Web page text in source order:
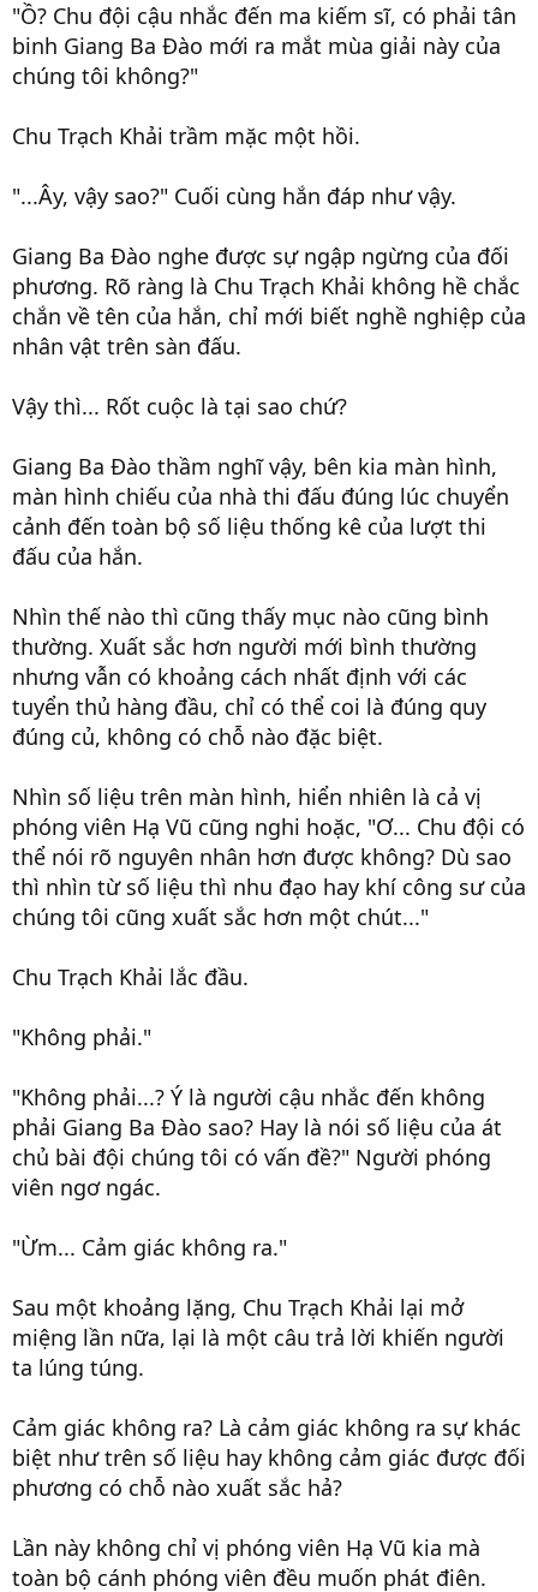
"Ồ? Chu đội cậu nhắc đến ma kiếm sĩ, có phải tân
binh Giang Ba Đào mới ra mắt mùa giải này của
chúng tôi không?"
Chu Trạch Khải trầm mặc một hồi.
"...Ây, vậy sao?" Cuối cùng hắn đáp như vậy.
Giang Ba Đào nghe được sự ngập ngừng của đối
phương. Rõ ràng là Chu Trạch Khải không hề chắc
chắn về tên của hắn, chỉ mới biết nghề nghiệp của
nhân vật trên sàn đấu.
Vậy thì... Rốt cuộc là tại sao chứ?
Giang Ba Đào thầm nghĩ vậy, bên kia màn hình,
màn hình chiếu của nhà thi đấu đúng lúc chuyển
cảnh đến toàn bộ số liệu thống kê của lượt thi
đấu của hắn.
Nhìn thế nào thì cũng thấy mục nào cũng bình
thường. Xuất sắc hơn người mới bình thường
nhưng vẫn có khoảng cách nhất định với các
tuyển thủ hàng đầu, chỉ có thể coi là đúng quy
đúng củ, không có chỗ nào đặc biệt.
Nhìn số liệu trên màn hình, hiển nhiên là cả vị
phóng viên Hạ Vũ cũng nghi hoặc, "Ơ... Chu đội có
thể nói rõ nguyên nhân hơn được không? Dù sao
thì nhìn từ số liệu thì nhu đạo hay khí công sư của
chúng tôi cũng xuất sắc hơn một chút..."
Chu Trạch Khải lắc đầu.
"Không phải."
"Không phải...? Ý là người cậu nhắc đến không
phải Giang Ba Đào sao? Hay là nói số liệu của át
chủ bài đội chúng tôi có vấn đề?" Người phóng
viên ngơ ngác.
"Ừm... Cảm giác không ra."
Sau một khoảng lặng, Chu Trạch Khải lại mở
miệng lần nữa, lại là một câu trả lời khiến người
ta lúng túng.
Cảm giác không ra? Là cảm giác không ra sự khác
biệt như trên số liệu hay không cảm giác được đối
phương có chỗ nào xuất sắc hả?
Lần này không chỉ vị phóng viên Hạ Vũ kia mà
toàn bộ cánh phóng viên đều muốn phát điên.